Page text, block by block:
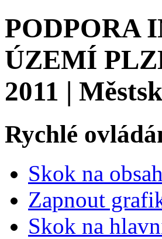
PODPORA
ÚZEMÍ
2011 |
Rychlé
Skok na
Zapnout
Skok na